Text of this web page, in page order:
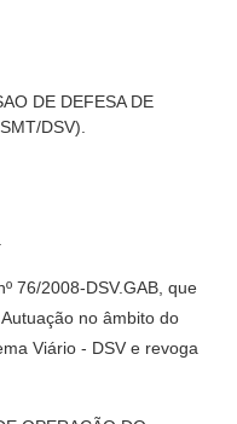
DE DEFESA DE
DSV).
76/2008-DSV.GAB, que
no âmbito do
Viário - DSV e revoga